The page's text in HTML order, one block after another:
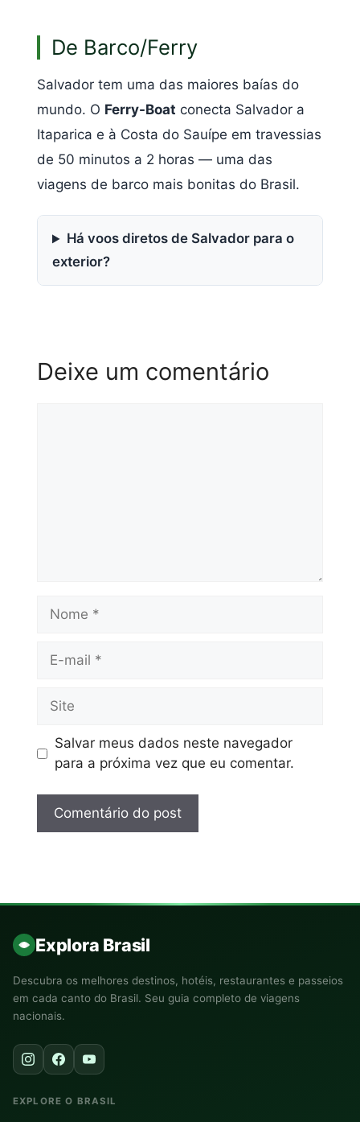
De Barco/Ferry
Salvador tem uma das maiores baías do
mundo. O Ferry-Boat conecta Salvador a
Itaparica e à Costa do Sauípe em travessias
de 50 minutos a 2 horas — uma das
viagens de barco mais bonitas do Brasil.
Há voos diretos de Salvador para o
exterior?
Deixe um comentário
Salvar meus dados neste navegador
para a próxima vez que eu comentar.
Explora Brasil
Descubra os melhores destinos, hotéis, restaurantes e passeios
em cada canto do Brasil. Seu guia completo de viagens
nacionais.
EXPLORE O BRASIL